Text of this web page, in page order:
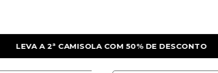
LEVA A 2ª CAMISOLA COM